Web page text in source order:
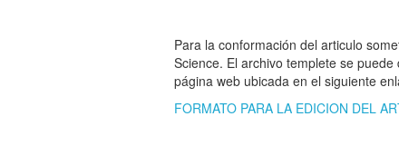
Para la conformación del articulo
Science. El archivo templete se
página web ubicada en el siguiente
FORMATO PARA LA EDICION DEL